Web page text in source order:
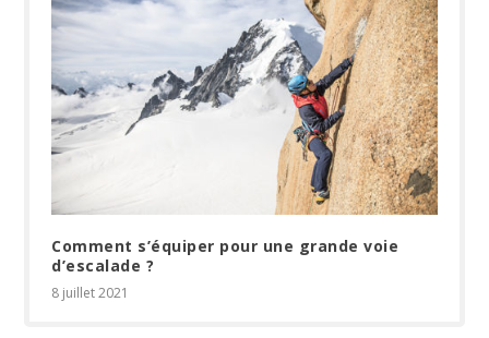
Comment s’équiper pour une grande voie
d’escalade ?
8 juillet 2021